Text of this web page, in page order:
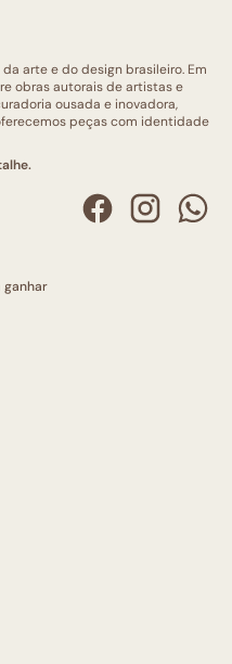
arte e do design brasileiro. Em
obras autorais de artistas e
ousada e inovadora,
peças com identidade
ganhar